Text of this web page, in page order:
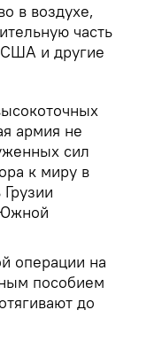
в воздухе,
часть
США и другие
армия не
сил
к миру в
Южной
операции на
пособием
до